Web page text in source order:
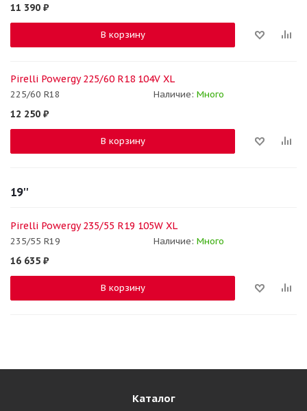
11 390 ₽
В корзину
Pirelli Powergy 225/60 R18 104V XL
225/60 R18 Наличие: Много
12 250 ₽
В корзину
19''
Pirelli Powergy 235/55 R19 105W XL
235/55 R19 Наличие: Много
16 635 ₽
В корзину
Каталог